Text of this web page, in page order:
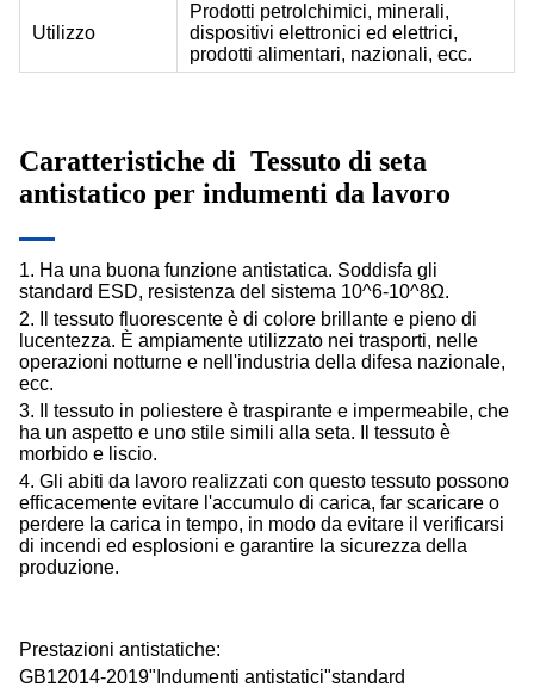
Utilizzo
Prodotti petrolchimici, minerali,
dispositivi elettronici ed elettrici,
prodotti alimentari, nazionali, ecc.
Caratteristiche di Tessuto di seta
antistatico per indumenti da lavoro
1. Ha una buona funzione antistatica. Soddisfa gli
standard ESD, resistenza del sistema 10^6-10^8Ω.
2. Il tessuto fluorescente è di colore brillante e pieno di
lucentezza. È ampiamente utilizzato nei trasporti, nelle
operazioni notturne e nell'industria della difesa nazionale,
ecc.
3. Il tessuto in poliestere è traspirante e impermeabile, che
ha un aspetto e uno stile simili alla seta. Il tessuto è
morbido e liscio.
4. Gli abiti da lavoro realizzati con questo tessuto possono
efficacemente evitare l'accumulo di carica, far scaricare o
perdere la carica in tempo, in modo da evitare il verificarsi
di incendi ed esplosioni e garantire la sicurezza della
produzione.
Prestazioni antistatiche:
GB12014-2019"Indumenti antistatici"standard